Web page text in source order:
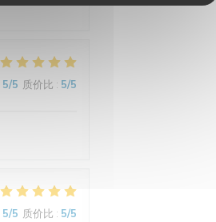
5/5 质价比 : 5/5
5/5 质价比 : 5/5